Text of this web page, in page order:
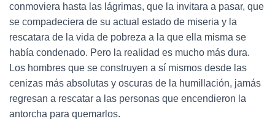
conmoviera hasta las lágrimas, que la invitara a pasar, que
se compadeciera de su actual estado de miseria y la
rescatara de la vida de pobreza a la que ella misma se
había condenado. Pero la realidad es mucho más dura.
Los hombres que se construyen a sí mismos desde las
cenizas más absolutas y oscuras de la humillación, jamás
regresan a rescatar a las personas que encendieron la
antorcha para quemarlos.